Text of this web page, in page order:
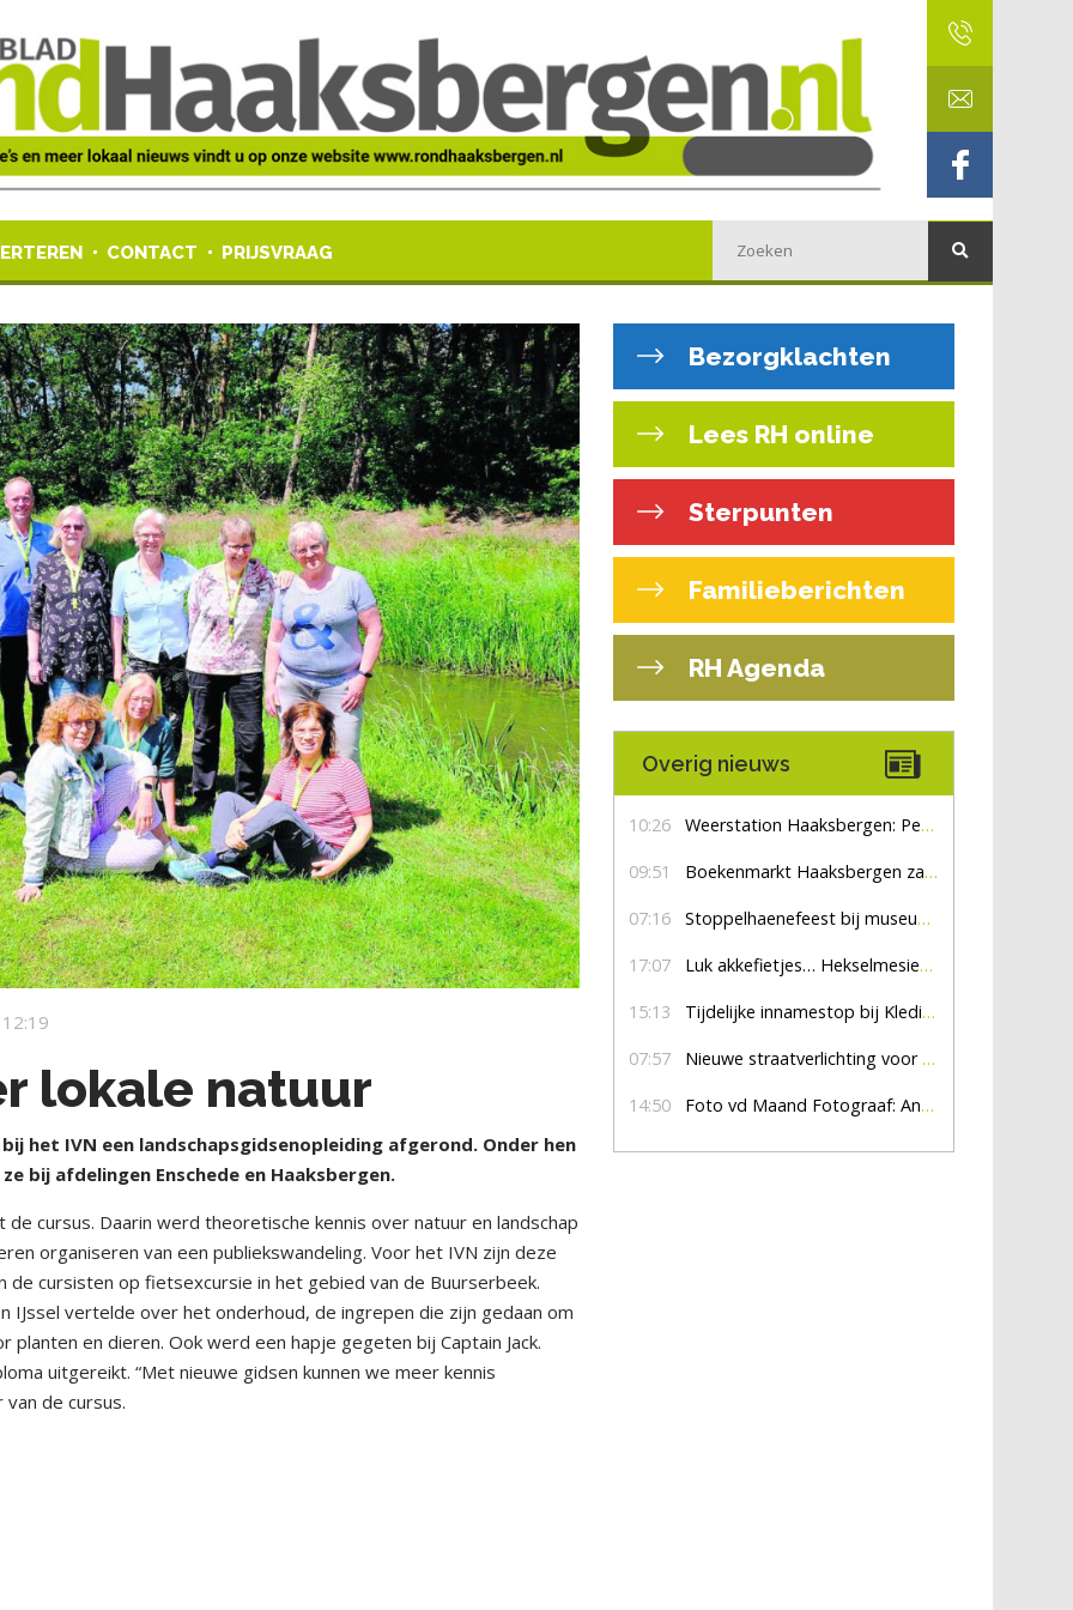
CONTACT PRIJSVRAAG
lokale natuur
bij het IVN een landschapsgidsenopleiding afgerond. Onder hen
bij afdelingen Enschede en Haaksbergen.
cursus. Daarin werd theoretische kennis over natuur en landschap
organiseren van een publiekswandeling. Voor het IVN zijn deze
de cursisten op fietsexcursie in het gebied van de Buurserbeek.
IJssel vertelde over het onderhoud, de ingrepen die zijn gedaan om
en dieren. Ook werd een hapje gegeten bij Captain Jack.
uitgereikt. “Met nieuwe gidsen kunnen we meer kennis
de cursus.
Bezorgklachten
Lees RH online
Sterpunten
Familieberichten
RH Agenda
Overig nieuws
10:26 Weerstation Haaksbergen: Perioden met zon en droog
09:51 Boekenmarkt Haaksbergen zaterdag 8 augustus, marktplein Haaksbergen
07:16 Stoppelhaenefeest bij museum De Lebbenbrugge
17:07 Luk akkefietjes… HekselmesienHarry
15:13 Tijdelijke innamestop bij Kledingbank Stefania
07:57 Nieuwe straatverlichting voor De Veldmaat en De Pas
14:50 Foto vd Maand Fotograaf: Anna Jalving